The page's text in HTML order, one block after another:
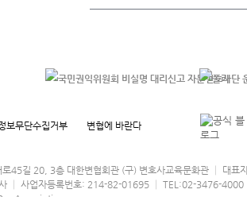
보무단수집거부
변협에 바란다
45길 20, 3층 대한변협회관 (구) 변호사교육문화관 │ 대표
사 │ 사업자등록번호: 214-82-01695 │ TEL:02-3476-